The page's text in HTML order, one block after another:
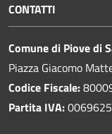
CONTATTI
Comune di Piove di
Piazza Giacomo
Codice Fiscale:
Partita IVA: